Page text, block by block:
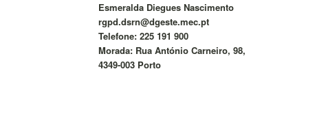
Esmeralda Diegues Nascimento
rgpd.dsrn@dgeste.mec.pt
Telefone: 225 191 900
Morada: Rua António Carneiro, 98,
4349-003 Porto